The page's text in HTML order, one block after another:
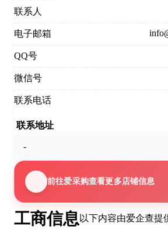
工商信息 以下内容由爱企查提
联系人
电子邮箱
QQ号
微信号
联系电话
联系地址
-
前往爱采购查看更多店铺信息